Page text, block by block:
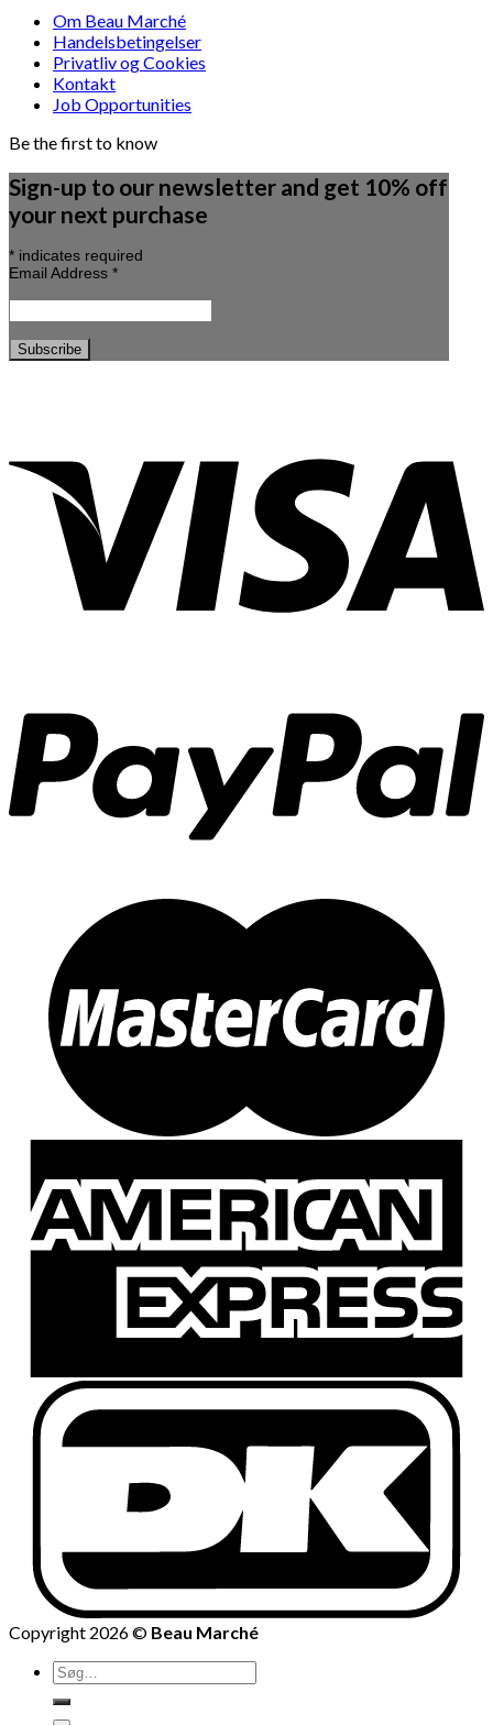
Om Beau Marché
Handelsbetingelser
Privatliv og Cookies
Kontakt
Job Opportunities
Be the first to know
Sign-up to our newsletter and get 10% off
your next purchase
* indicates required
Email Address *
Copyright 2026 © Beau Marché
Søg
efter: